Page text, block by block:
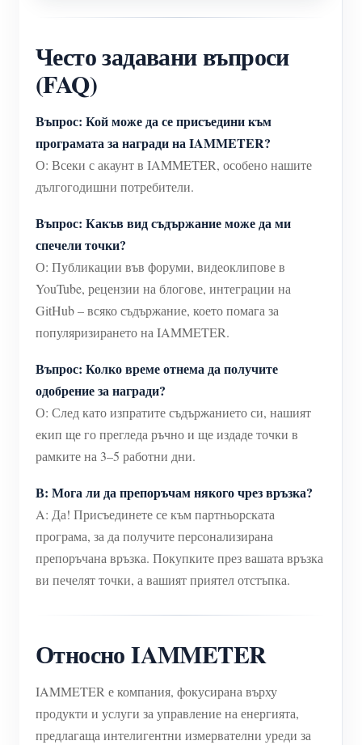
Често задавани въпроси
(FAQ)
Въпрос: Кой може да се присъедини към
програмата за награди на IAMMETER?
О: Всеки с акаунт в IAMMETER, особено нашите
дългогодишни потребители.
Въпрос: Какъв вид съдържание може да ми
спечели точки?
О: Публикации във форуми, видеоклипове в
YouTube, рецензии на блогове, интеграции на
GitHub – всяко съдържание, което помага за
популяризирането на IAMMETER.
Въпрос: Колко време отнема да получите
одобрение за награди?
О: След като изпратите съдържанието си, нашият
екип ще го прегледа ръчно и ще издаде точки в
рамките на 3–5 работни дни.
В: Мога ли да препоръчам някого чрез връзка?
A: Да! Присъединете се към партньорската
програма, за да получите персонализирана
препоръчана връзка. Покупките през вашата връзка
ви печелят точки, а вашият приятел отстъпка.
Относно IAMMETER
IAMMETER е компания, фокусирана върху
продукти и услуги за управление на енергията,
предлагаща интелигентни измервателни уреди за